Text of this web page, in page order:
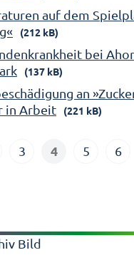
auf dem
(212 kB)
bei
(137 kB)
an
in Arbeit
(221 kB)
3 4 5 6